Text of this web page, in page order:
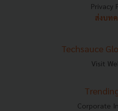
Privacy
ส่งบท
Techsauce
Visit
Corporate